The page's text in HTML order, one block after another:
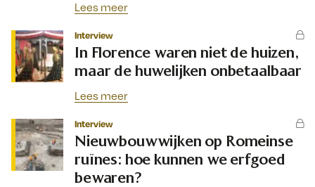
Lees meer
Interview
In Florence waren niet de huizen,
maar de huwelijken onbetaalbaar
Lees meer
Interview
Nieuwbouwwijken op Romeinse
ruïnes: hoe kunnen we erfgoed
bewaren?